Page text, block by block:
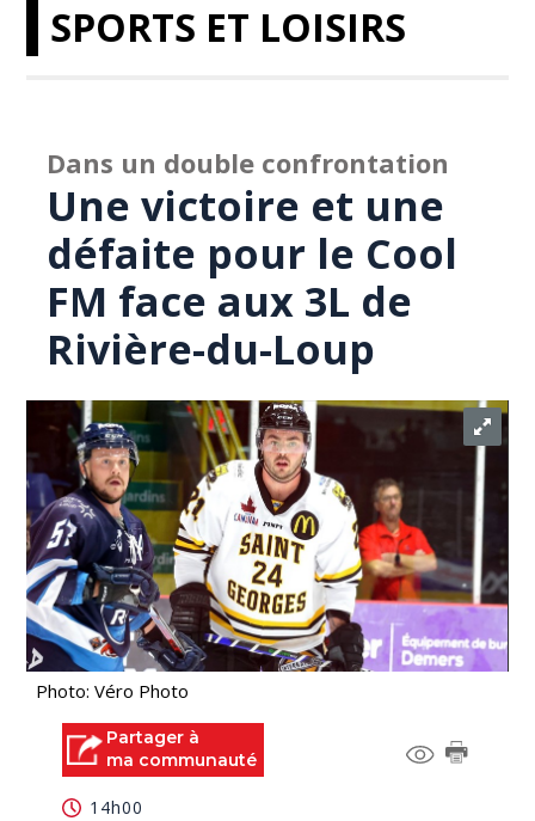
SPORTS ET LOISIRS
Dans un double confrontation
Une victoire et une
défaite pour le Cool
FM face aux 3L de
Rivière-du-Loup
Photo: Véro Photo
Partager à
ma communauté
14h00